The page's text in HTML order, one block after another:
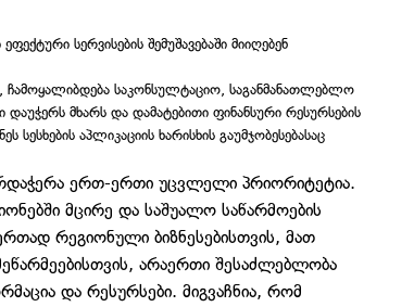
სერვისების შემუშავებაში მიიღებენ
ჩამოყალიბდება საკონსულტაციო, საგანმანათლებლო
დაუჭერს მხარს და დამატებითი ფინანსური რესურსების
აპლიკაციის ხარისხის გაუმჯობესებასაც
ერთ-ერთი უცვლელი პრიორიტეტია.
მცირე და საშუალო საწარმოების
რეგიონული ბიზნესებისთვის, მათ
არაერთი შესაძლებლობა
და რესურსები. მიგვაჩნია, რომ